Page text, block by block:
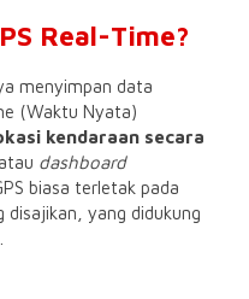
Real-Time?
menyimpan data
(Waktu Nyata)
kendaraan secara
dashboard
biasa terletak pada
disajikan, yang didukung